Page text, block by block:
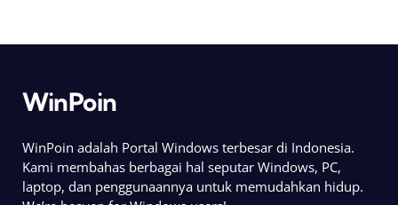
WinPoin
WinPoin adalah Portal Windows terbesar di Indonesia.
Kami membahas berbagai hal seputar Windows, PC,
laptop, dan penggunaannya untuk memudahkan hidup.